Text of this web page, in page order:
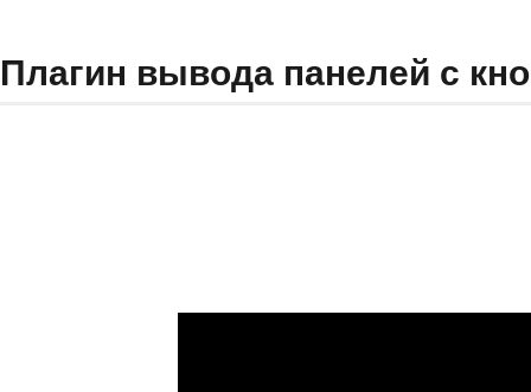
Плагин вывода панелей с